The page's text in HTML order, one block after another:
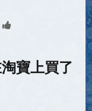
寶上買了